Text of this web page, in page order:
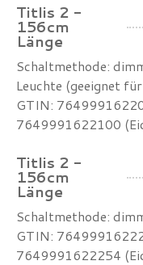
Titlis 2 -
156cm
Länge
Schaltmethode:
Leuchte (geeignet
GTIN:
7649991622100
Titlis 2 -
156cm
Länge
Schaltmethode:
GTIN:
7649991622254